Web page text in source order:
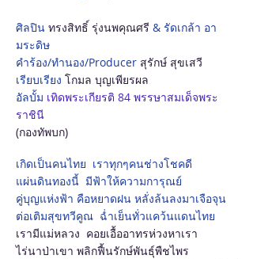
ศิลปิน ทรงสิทธิ์ รุ่งนพคุณศรี & รัดเกล้า อา
มระดิษ
คำร้อง/ทำนอง/Producer สุรักษ์ สุขเสวี
เรียบเรียง โกมล บุญเพียรผล
อัลบั้ม เทิดพระเกียรติ 84 พรรษาสมเด็จพระ
ราชินี
(กองทัพบก)
เกิดเป็นคนไทย เราทุกๆคนช่างโชคดี
แผ่นดินทองนี้ มีฟ้าให้ความการุณย์
คู่บุญแห่งฟ้า คือหยาดฝน หลั่งล้นลงมาเจือจุน
ต่อเติมสุขทวีคูณ ฉ่ำเย็นทั่วแคว้นแดนไทย
เรามีแม่หลวง คอยเอื้ออาทรห่วงหาเรา
ไร่นาป่าเขา พลิกฟื้นรักษ์พันธุ์พืชไพร